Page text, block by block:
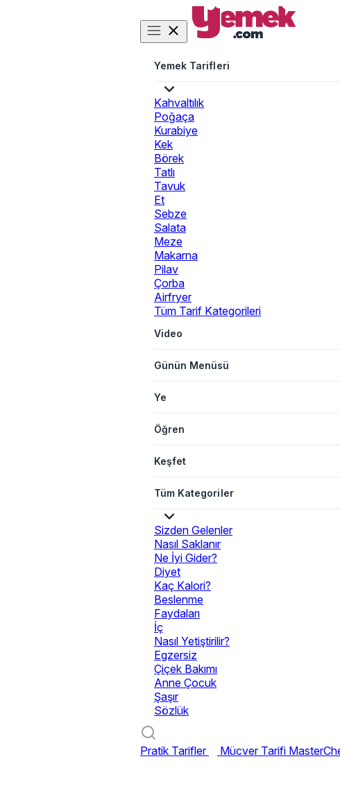
Yemek Tarifleri
Kahvaltılık
Poğaça
Kurabiye
Kek
Börek
Tatlı
Tavuk
Et
Sebze
Salata
Meze
Makarna
Pilav
Çorba
Airfryer
Tüm Tarif Kategorileri
Video
Günün Menüsü
Ye
Öğren
Keşfet
Tüm Kategoriler
Sizden Gelenler
Nasıl Saklanır
Ne İyi Gider?
Diyet
Kaç Kalori?
Beslenme
Faydaları
İç
Nasıl Yetiştirilir?
Egzersiz
Çiçek Bakımı
Anne Çocuk
Şaşır
Sözlük
Pratik Tarifler Mücver Tarifi